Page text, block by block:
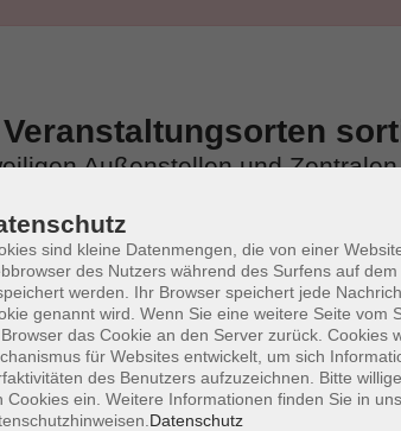
Außenstellen und Zentralen
sind kleine Datenmengen, die von einer
des Nutzers während des Surfens auf
werden. Ihr Browser speichert jede
genannt wird. Wenn Sie eine weitere Seite vom
das Cookie an den Server zurück. Cookies
für Websites entwickelt, um sich
des Benutzers aufzuzeichnen. Bitte
Cookies ein. Weitere Informationen finden Sie in
Datenschutz